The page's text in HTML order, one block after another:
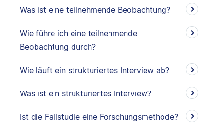
Was ist eine teilnehmende Beobachtung?
Wie führe ich eine teilnehmende
Beobachtung durch?
Wie läuft ein strukturiertes Interview ab?
Was ist ein strukturiertes Interview?
Ist die Fallstudie eine Forschungsmethode?